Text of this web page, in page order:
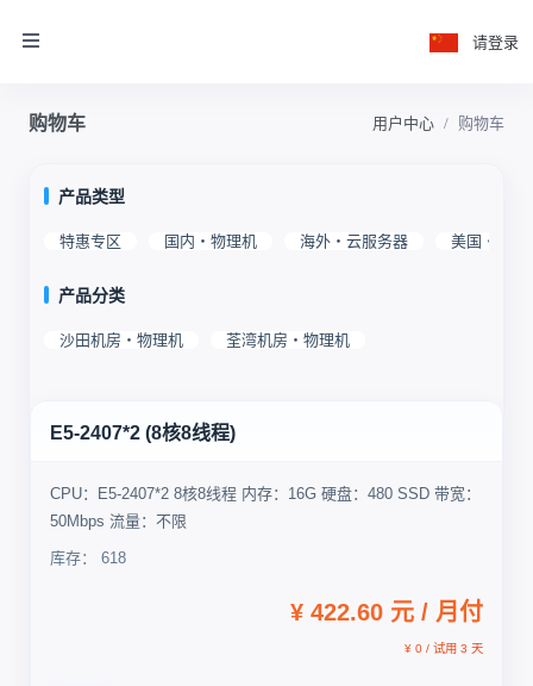
请登录
购物车 用户中心 购物车
产品类型
特惠专区 国内・物理机 海外・云服务器 美国・物理
产品分类
沙田机房・物理机 荃湾机房・物理机
E5-2407*2 (8核8线程)
CPU：E5-2407*2 8核8线程 内存：16G 硬盘：480 SSD 带宽：
50Mbps 流量：不限
库存： 618
¥ 422.60 元 / 月付
¥ 0 / 试用 3 天